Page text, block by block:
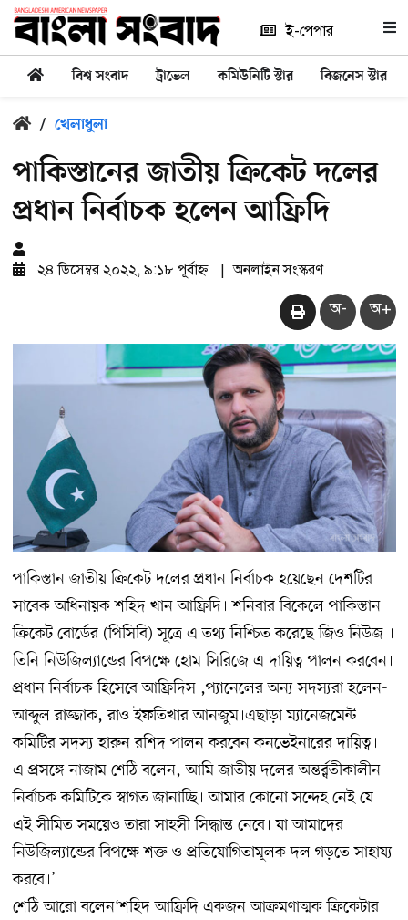
ই-পেপার
বিশ্ব সংবাদ ট্রাভেল কমিউনিটি স্টার বিজনেস স্টার
/ খেলাধুলা
পাকিস্তানের জাতীয় ক্রিকেট দলের
প্রধান নির্বাচক হলেন আফ্রিদি
২৪ ডিসেম্বর ২০২২, ৯:১৮ পূর্বাহ্ন অনলাইন সংস্করণ
অ- অ+
পাকিস্তান জাতীয় ক্রিকেট দলের প্রধান নির্বাচক হয়েছেন দেশটির
সাবেক অধিনায়ক শহিদ খান আফ্রিদি। শনিবার বিকেলে পাকিস্তান
ক্রিকেট বোর্ডের (পিসিবি) সূত্রে এ তথ্য নিশ্চিত করেছে জিও নিউজ ।
তিনি নিউজিল্যান্ডের বিপক্ষে হোম সিরিজে এ দায়িত্ব পালন করবেন।
প্রধান নির্বাচক হিসেবে আফ্রিদিস ,প্যানেলের অন্য সদস্যরা হলেন-
আব্দুল রাজ্জাক, রাও ইফতিখার আনজুম।এছাড়া ম্যানেজমেন্ট
কমিটির সদস্য হারুন রশিদ পালন করবেন কনভেইনারের দায়িত্ব।
এ প্রসঙ্গে নাজাম শেঠি বলেন, আমি জাতীয় দলের অন্তর্র্বতীকালীন
নির্বাচক কমিটিকে স্বাগত জানাচ্ছি। আমার কোনো সন্দেহ নেই যে
এই সীমিত সময়েও তারা সাহসী সিদ্ধান্ত নেবে। যা আমাদের
নিউজিল্যান্ডের বিপক্ষে শক্ত ও প্রতিযোগিতামূলক দল গড়তে সাহায্য
করবে।’
শেঠি আরো বলেন‘শহিদ আফ্রিদি একজন আক্রমণাত্মক ক্রিকেটার